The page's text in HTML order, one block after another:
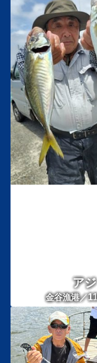
アジ
金谷漁港／11